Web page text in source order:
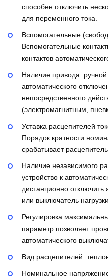
способен отключить
для переменного тока.
Вспомогательные
Вспомогательные
контактов
Наличие привода: ручной
автоматического
непосредственного
(электромагнитным,
Уставка расцепителей
Порядок кратности
срабатывает расцепитель.
Наличие независимого
устройство к
дистанционно отключить
или выключатель
Регулировка
параметр позволяет
автоматического
Вид расцепителей:
Номинальное